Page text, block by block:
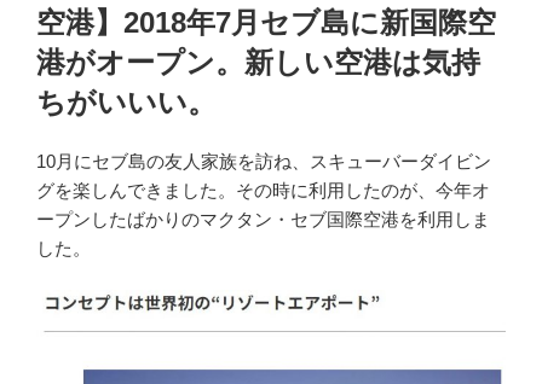
空港】2018年7月セブ島に新国際空
港がオープン。新しい空港は気持
ちがいいい。
10月にセブ島の友人家族を訪ね、スキューバーダイビン
グを楽しんできました。その時に利用したのが、今年オ
ープンしたばかりのマクタン・セブ国際空港を利用しま
した。